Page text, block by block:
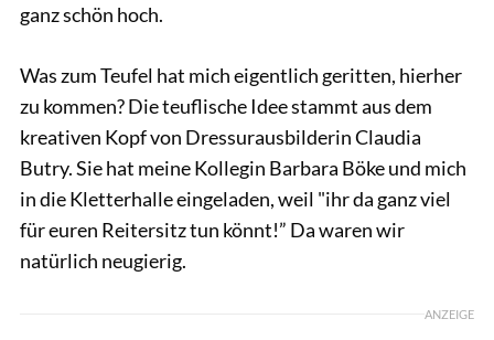
ganz schön hoch.
Was zum Teufel hat mich eigentlich geritten, hierher
zu kommen? Die teuflische Idee stammt aus dem
kreativen Kopf von Dressurausbilderin Claudia
Butry. Sie hat meine Kollegin Barbara Böke und mich
in die Kletterhalle eingeladen, weil "ihr da ganz viel
für euren Reitersitz tun könnt!” Da waren wir
natürlich neugierig.
ANZEIGE